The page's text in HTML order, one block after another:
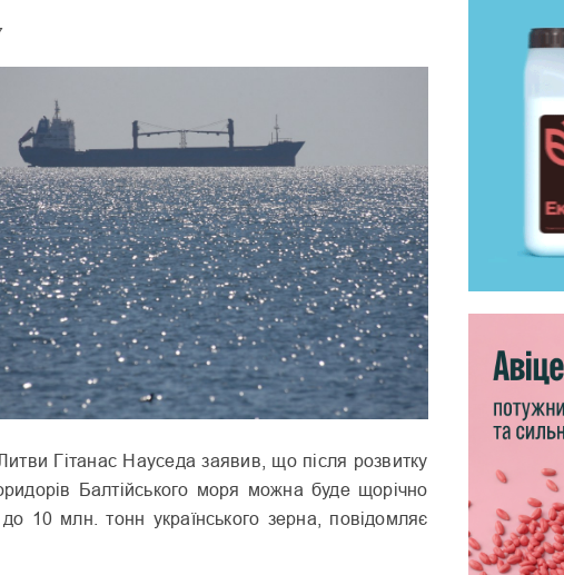
Гітанас Науседа заявив, що після розвитку
Балтійського моря можна буде щорічно
10 млн. тонн українського зерна, повідомляє